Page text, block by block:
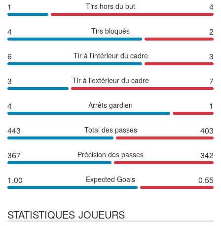
1 Tirs hors du but 4
4 Tirs bloqués 2
6 Tir à l'intérieur du cadre 3
3 Tir à l'extérieur du cadre 7
4 Arrêts gardien 1
443 Total des passes 403
367 Précision des passes 342
1.00 Expected Goals 0.55
STATISTIQUES JOUEURS